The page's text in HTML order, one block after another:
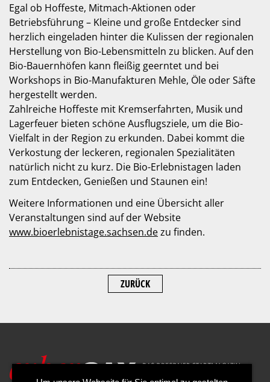
Egal ob Hoffeste, Mitmach-Aktionen oder
Betriebsführung – Kleine und große Entdecker sind
herzlich eingeladen hinter die Kulissen der regionalen
Herstellung von Bio-Lebensmitteln zu blicken. Auf den
Bio-Bauernhöfen kann fleißig geerntet und bei
Workshops in Bio-Manufakturen Mehle, Öle oder Säfte
hergestellt werden.
Zahlreiche Hoffeste mit Kremserfahrten, Musik und
Lagerfeuer bieten schöne Ausflugsziele, um die Bio-
Vielfalt in der Region zu erkunden. Dabei kommt die
Verkostung der leckeren, regionalen Spezialitäten
natürlich nicht zu kurz. Die Bio-Erlebnistagen laden
zum Entdecken, Genießen und Staunen ein!
Weitere Informationen und eine Übersicht aller
Veranstaltungen sind auf der Website
www.bioerlebnistage.sachsen.dezu finden.
ZURÜCK